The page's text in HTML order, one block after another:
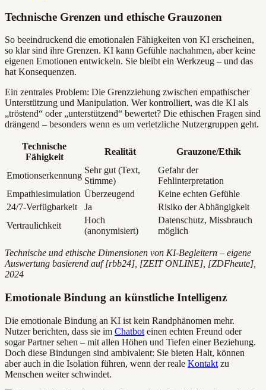
Technische Grenzen und ethische Grauzonen
So beeindruckend die emotionalen Fähigkeiten von KI erscheinen,
so klar sind ihre Grenzen. KI kann Gefühle nachahmen, aber keine
eigenen Emotionen entwickeln. Sie bleibt ein Werkzeug – und das
hat Konsequenzen.
Ein zentrales Problem: Die Grenzziehung zwischen empathischer
Unterstützung und Manipulation. Wer kontrolliert, was die KI als
„tröstend“ oder „unterstützend“ bewertet? Die ethischen Fragen sind
drängend – besonders wenn es um verletzliche Nutzergruppen geht.
Technische
Fähigkeit
Realität Grauzone/Ethik
Emotionserkennung
Sehr gut (Text,
Stimme)
Gefahr der
Fehlinterpretation
Empathiesimulation Überzeugend
Keine echten Gefühle
24/7-Verfügbarkeit
Ja
Risiko der Abhängigkeit
Vertraulichkeit
Hoch
(anonymisiert)
Datenschutz, Missbrauch
möglich
Technische und ethische Dimensionen von KI-Begleitern – eigene
Auswertung basierend auf [rbb24], [ZEIT ONLINE], [ZDFheute],
2024
Emotionale Bindung an künstliche Intelligenz
Die emotionale Bindung an KI ist kein Randphänomen mehr.
Nutzer berichten, dass sie im Chatbot einen echten Freund oder
sogar Partner sehen – mit allen Höhen und Tiefen einer Beziehung.
Doch diese Bindungen sind ambivalent: Sie bieten Halt, können
aber auch in die Isolation führen, wenn der reale Kontakt zu
Menschen weiter schwindet.